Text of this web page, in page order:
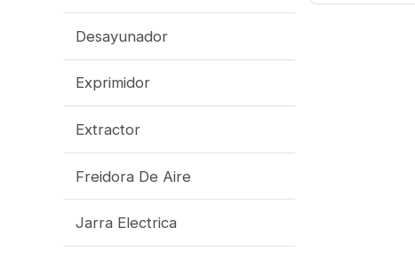
Desayunador
Exprimidor
Extractor
Freidora De Aire
Jarra Electrica